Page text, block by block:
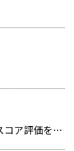
CDP「気候変動レポート2025」にて「B」スコア評価を獲得